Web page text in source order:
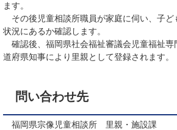
ます。
その後児童相談所職員が家庭に伺い、子ど
状況にあるか確認します。
確認後、福岡県社会福祉審議会児童福祉専
道府県知事により里親として登録されます。
問い合わせ先
福岡県宗像児童相談所 里親・施設課